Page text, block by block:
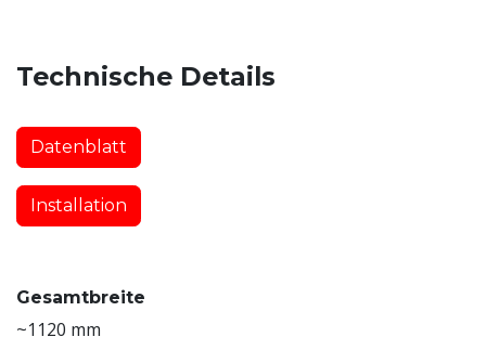
Technische Details
Datenblatt
Installation
Gesamtbreite
~1120 mm